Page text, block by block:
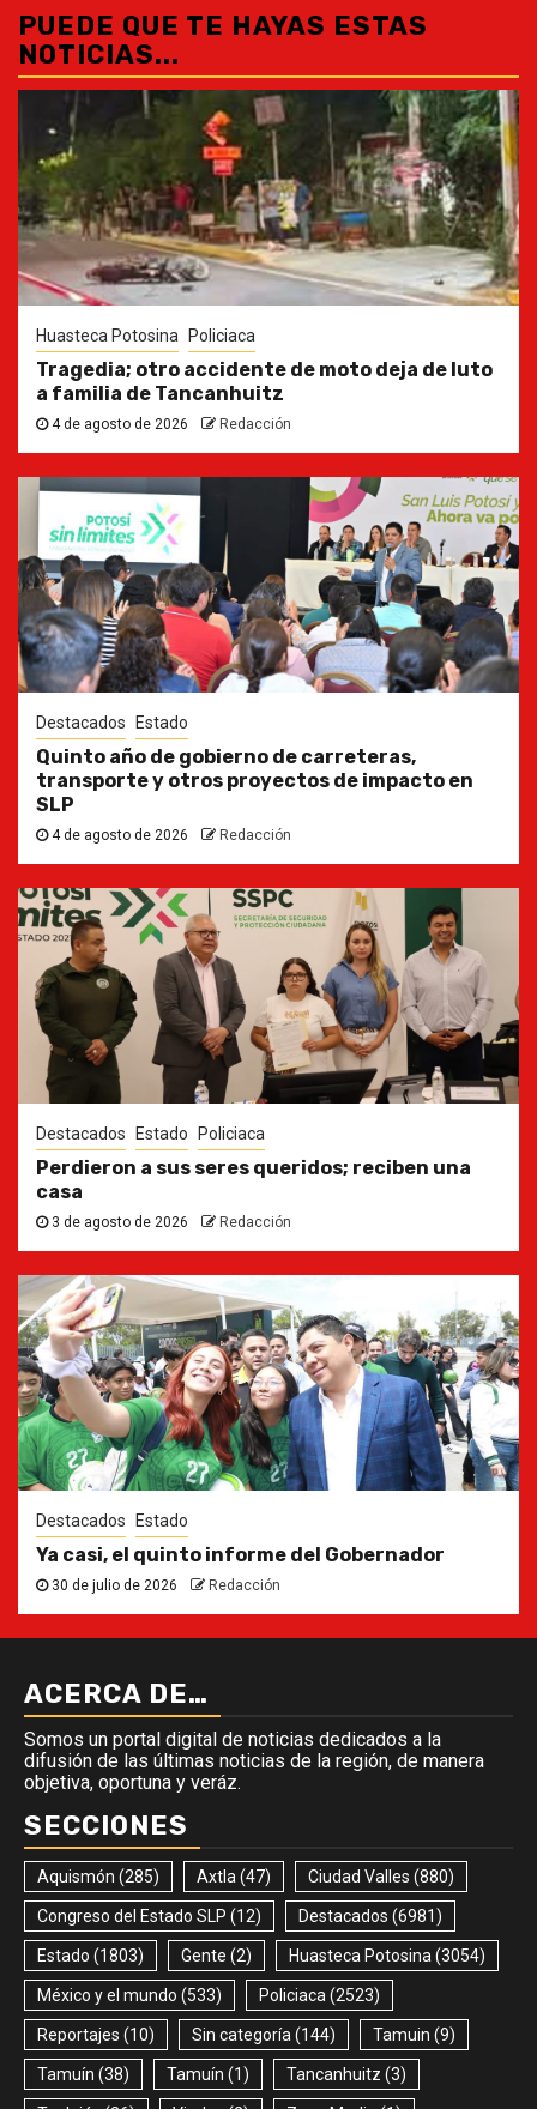
PUEDE QUE TE HAYAS ESTAS
NOTICIAS...
Huasteca Potosina Policiaca
Tragedia; otro accidente de moto deja de luto
a familia de Tancanhuitz
4 de agosto de 2026 Redacción
Destacados Estado
Quinto año de gobierno de carreteras,
transporte y otros proyectos de impacto en
SLP
4 de agosto de 2026 Redacción
Destacados Estado Policiaca
Perdieron a sus seres queridos; reciben una
casa
3 de agosto de 2026 Redacción
Destacados Estado
Ya casi, el quinto informe del Gobernador
30 de julio de 2026 Redacción
ACERCA DE…
Somos un portal digital de noticias dedicados a la
difusión de las últimas noticias de la región, de manera
objetiva, oportuna y veráz.
SECCIONES
Aquismón (285) Axtla (47) Ciudad Valles (880)
Congreso del Estado SLP (12) Destacados (6981)
Estado (1803) Gente (2) Huasteca Potosina (3054)
México y el mundo (533) Policiaca (2523)
Reportajes (10) Sin categoría (144) Tamuin (9)
Tamuín (38) Tamuín (1) Tancanhuitz (3)